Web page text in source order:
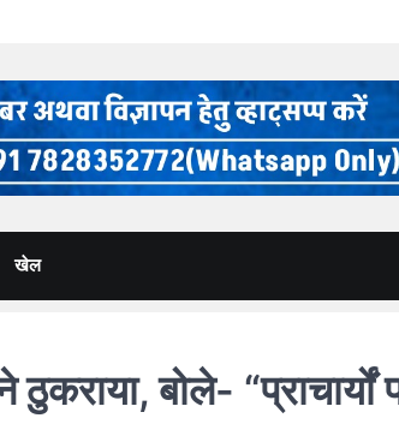
खेल
बोले-